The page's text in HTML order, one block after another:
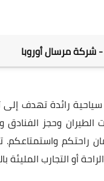
مرسال أوروبا
رائدة تهدف إلى
الطيران وحجز
راحتكم
أو التجارب المليئة